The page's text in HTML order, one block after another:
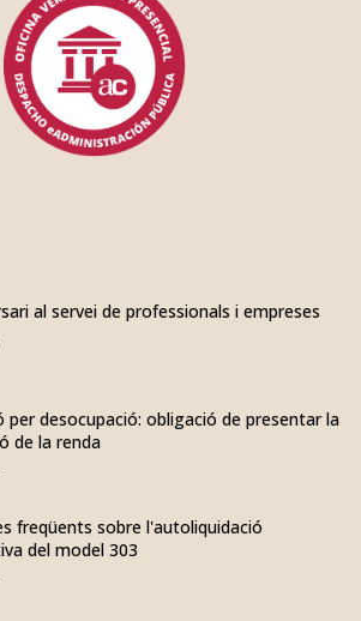
al servei de professionals i empreses
per desocupació: obligació de presentar la
de la renda
freqüents sobre l'autoliquidació
del model 303